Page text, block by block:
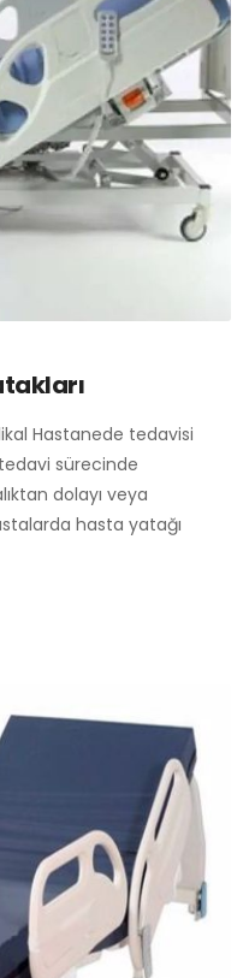
Hastanede tedavisi
sürecinde
dolayı veya
hasta yatağı